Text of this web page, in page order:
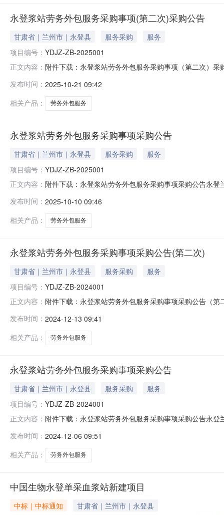
永登浆站劳务外包服务采购事项(第二次)采购公告
甘肃省｜兰州市｜永登县 服务采购
服务
项目编号： YDJZ-ZB-2025001
正文内容： 附件下载：永登浆站劳务外包服务采购事项（第二次）
应取得具有独立法人资格的上级机构出具的授权文件，
发布时间： 2025-10-21 09:42
相关产品：
劳务外包服务
永登浆站劳务外包服务采购事项采购公告
甘肃省｜兰州市｜永登县 服务采购
服务
项目编号： YDJZ-ZB-2025001
正文内容： 附件下载：永登浆站劳务外包服务采购事项采购公告永
格的上级机构出具的授权文件，采用多级授权的，应保
发布时间： 2025-10-10 09:46
相关产品：
劳务外包服务
永登浆站劳务外包服务采购事项采购公告(第二次)
甘肃省｜兰州市｜永登县 服务采购
服务
项目编号： YDJZ-ZB-2024001
正文内容： 附件下载：永登浆站劳务外包服务采购事项采购公告（
应取得具有独立法人资格的上级机构出具的授权文件，
设备和专业技术能力；具有依法缴纳税
发布时间： 2024-12-13 09:41
相关产品：
劳务外包服务
永登浆站劳务外包服务采购事项采购公告
甘肃省｜兰州市｜永登县 服务采购
服务
项目编号： YDJZ-ZB-2024001
正文内容： 附件下载：永登浆站劳务外包服务采购事项采购公告永
格的上级机构出具的授权文件，采用多级授权的，应保
具有依法缴纳税收和社会保障资金的良
发布时间： 2024-12-06 09:51
相关产品：
劳务外包服务
中国生物永登单采血浆站新建项目
中标｜中标通知
甘肃省｜兰州市｜永登县